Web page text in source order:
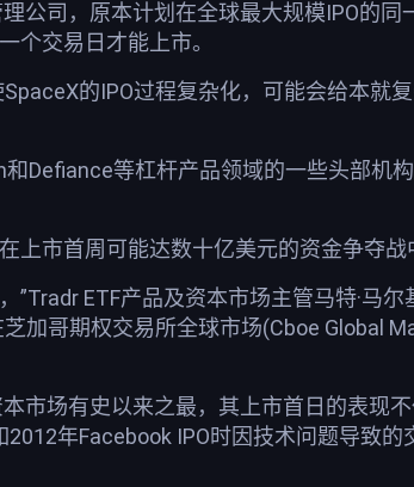
公司，原本计划在全球最大规模IPO的同
个交易日才能上市。
的IPO过程复杂化，可能会给本就
Defiance等杠杆产品领域的一些头部机
市首周可能达数十亿美元的资金争夺战
ETF产品及资本市场主管马特·马
加哥期权交易所全球市场(Cboe Global
市场有史以来之最，其上市首日的表现
年Facebook IPO时因技术问题导致的